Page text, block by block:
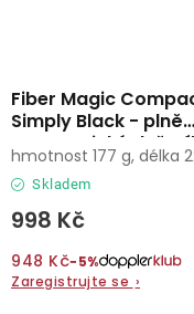
Fiber Magic
Simply Black - plně
automatický
Skladem
998 Kč
948 Kč−5%
Zaregistrujte se ›
hmotnost 177 g, délka